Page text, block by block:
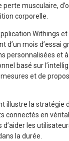
perte musculaire,
corporelle.
Withings
d’un mois d’essai
personnalisées et
basé sur
et de
illustre la stratégie
connectés en
d’aider les
la durée.